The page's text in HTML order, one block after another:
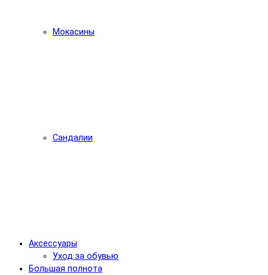
Мокасины
Сандалии
Аксессуары
Уход за обувью
Большая полнота